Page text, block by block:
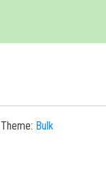
Theme: Bulk